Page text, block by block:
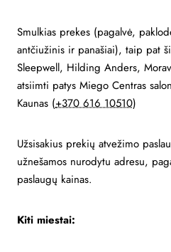
Smulkias prekes (pagalvė,
antčiužinis ir panašiai), taip pat
Sleepwell, Hilding Anders,
atsiimti patys Miego Centras
Kaunas (+370 616 10510)
Užsisakius prekių atvežimo
užnešamos nurodytu adresu,
paslaugų kainas.
Kiti miestai: